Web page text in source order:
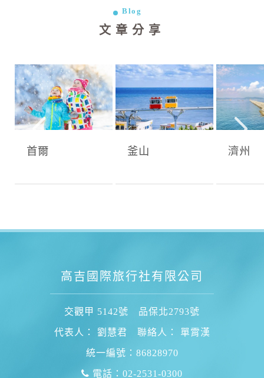
Blog
文章分享
首爾 釜山 濟州
高吉國際旅行社有限公司
交觀甲 5142號 品保北2793號
代表人： 劉慧君 聯絡人： 單霄漢
統一編號：86828970
電話：02-2531-0300